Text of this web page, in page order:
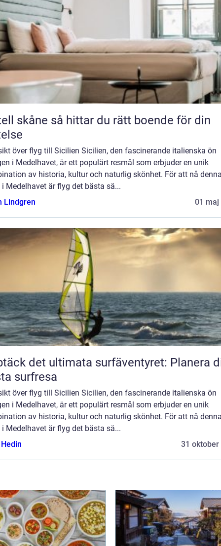
hittar du rätt boende för din
över flyg till Sicilien Sicilien, den fascinerande italienska ön
i Medelhavet, är ett populärt resmål som erbjuder en unik
av historia, kultur och naturlig skönhet. För att nå
Medelhavet är flyg det bästa sä...
Lindgren
01 maj
det ultimata surfäventyret: Planera
surfresa
över flyg till Sicilien Sicilien, den fascinerande italienska ön
i Medelhavet, är ett populärt resmål som erbjuder en unik
av historia, kultur och naturlig skönhet. För att nå
Medelhavet är flyg det bästa sä...
31 oktober